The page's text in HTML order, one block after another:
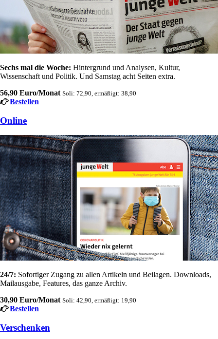
Sechs mal die Woche: Hintergrund und Analysen, Kultur,
Wissenschaft und Politik. Und Samstag acht Seiten extra.
56,90 Euro/Monat Soli: 72,90, ermäßigt: 38,90
Bestellen
Online
24/7: Sofortiger Zugang zu allen Artikeln und Beilagen. Downloads,
Mailausgabe, Features, das ganze Archiv.
30,90 Euro/Monat Soli: 42,90, ermäßigt: 19,90
Bestellen
Verschenken